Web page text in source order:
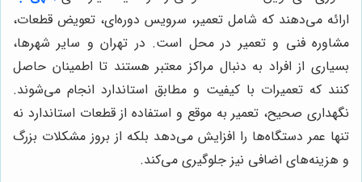
ارائه می‌دهند که شامل تعمیر، سرویس دوره‌ای، تعویض قطعات،
مشاوره فنی و تعمیر در محل است. در تهران و سایر شهرها،
بسیاری از افراد به دنبال مراکز معتبر هستند تا اطمینان حاصل
کنند که تعمیرات با کیفیت و مطابق استاندارد انجام می‌شوند.
نگهداری صحیح، تعمیر به موقع و استفاده از قطعات استاندارد نه
تنها عمر دستگاه‌ها را افزایش می‌دهد بلکه از بروز مشکلات بزرگ
و هزینه‌های اضافی نیز جلوگیری می‌کند.